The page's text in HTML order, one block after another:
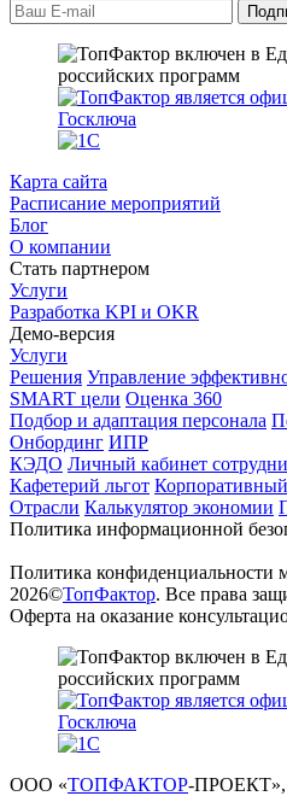
Карта сайта
Расписание мероприятий
Блог
О компании
Стать партнером
Услуги
Разработка KPI и OKR
Демо-версия
Услуги
Решения Управление
SMART цели Оценка 360
Подбор и адаптация персонала
Онбординг ИПР
КЭДО Личный кабинет
Кафетерий льгот
Отрасли Калькулятор экономии
Политика информационной
Политика конфиденциальности
2026©ТопФактор. Все права
Оферта на оказание
ООО «ТОПФАКТОР-ПРОЕКТ»,